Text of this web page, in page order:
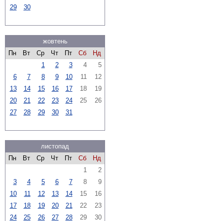
29 30
жовтень
Пн
Вт Ср Чт Пт Сб
Нд
1
2 3 4
5
6
7 8 9 10 11
12
13
14 15 16 17 18
19
20
21 22 23 24 25
26
27
28 29 30 31
листопад
Пн
Вт Ср Чт Пт Сб
Нд
1
2
3
4 5 6 7 8
9
10
11 12 13 14 15
16
17
18 19 20 21 22
23
24
25 26 27 28 29 30